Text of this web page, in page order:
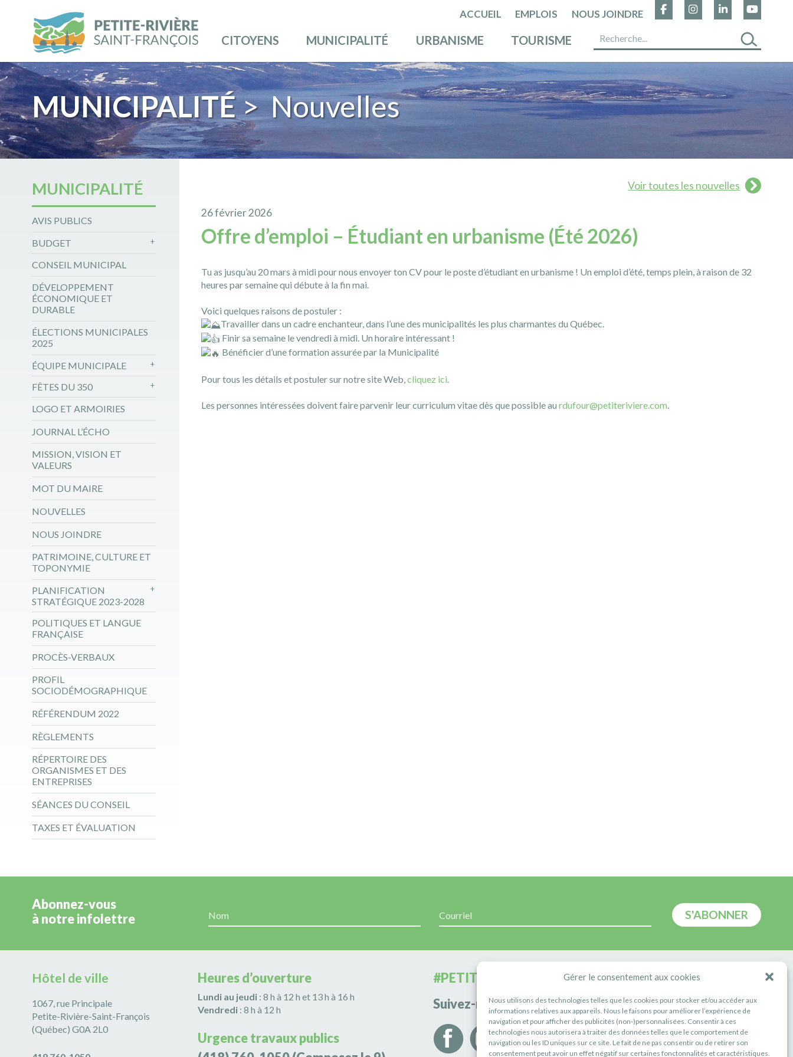
Gérer le consentement aux cookies
Nous utilisons des technologies telles que les cookies pour stocker et/ou accéder aux
informations relatives aux appareils. Nous le faisons pour améliorer l’expérience de
navigation et pour afficher des publicités (non-)personnalisées. Consentir à ces
technologies nous autorisera à traiter des données telles que le comportement de
navigation ou les ID uniques sur ce site. Le fait de ne pas consentir ou de retirer son
consentement peut avoir un effet négatif sur certaines fonctonnalités et caractéristiques.
ACCUEIL EMPLOIS NOUS JOINDRE
CITOYENS MUNICIPALITÉ URBANISME TOURISME
MUNICIPALITÉ> Nouvelles
MUNICIPALITÉ
AVIS PUBLICS
BUDGET
CONSEIL MUNICIPAL
DÉVELOPPEMENT
ÉCONOMIQUE ET
DURABLE
ÉLECTIONS MUNICIPALES
2025
ÉQUIPE MUNICIPALE
FÊTES DU 350
LOGO ET ARMOIRIES
JOURNAL L’ÉCHO
MISSION, VISION ET
VALEURS
MOT DU MAIRE
NOUVELLES
NOUS JOINDRE
PATRIMOINE, CULTURE ET
TOPONYMIE
PLANIFICATION
STRATÉGIQUE 2023-2028
POLITIQUES ET LANGUE
FRANÇAISE
PROCÈS-VERBAUX
PROFIL
SOCIODÉMOGRAPHIQUE
RÉFÉRENDUM 2022
RÈGLEMENTS
RÉPERTOIRE DES
ORGANISMES ET DES
ENTREPRISES
SÉANCES DU CONSEIL
TAXES ET ÉVALUATION
Voir toutes les nouvelles
26 février 2026
Offre d’emploi – Étudiant en urbanisme (Été 2026)
Tu as jusqu’au 20 mars à midi pour nous envoyer ton CV pour le poste d’étudiant en urbanisme ! Un emploi d’été, temps plein, à raison de 32
heures par semaine qui débute à la fin mai.
Voici quelques raisons de postuler :
Travailler dans un cadre enchanteur, dans l’une des municipalités les plus charmantes du Québec.
Finir sa semaine le vendredi à midi. Un horaire intéressant !
Bénéficier d’une formation assurée par la Municipalité
Pour tous les détails et postuler sur notre site Web,cliquez ici.
Les personnes intéressées doivent faire parvenir leur curriculum vitae dès que possible aurdufour@petiteriviere.com.
Abonnez-vous
à notre infolettre
Hôtel de ville
1067, rue Principale
Petite-Rivière-Saint-François
(Québec) G0A 2L0
Heures d’ouverture
Lundi au jeudi: 8 h à 12 h et 13 h à 16 h
Vendredi : 8 h à 12 h
Urgence travaux publics
#PETITERIVIÈRE
Suivez-nous